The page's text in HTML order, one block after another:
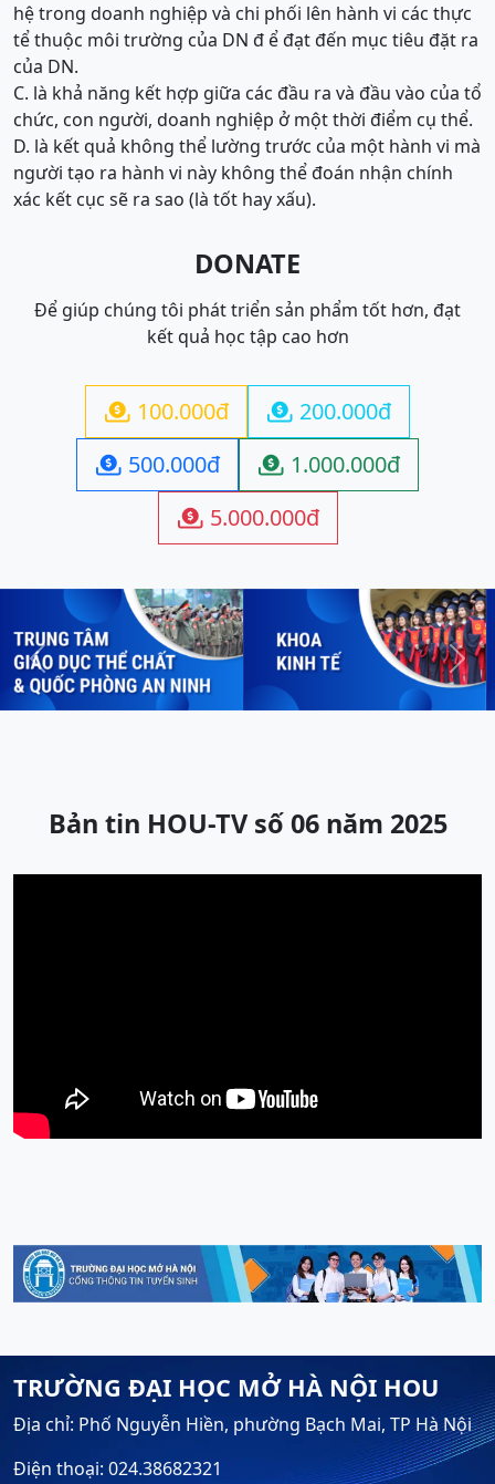
hệ trong doanh nghiệp và chi phối lên hành vi các thực
tể thuộc môi trường của DN đ ể đạt đến mục tiêu đặt ra
của DN.
C. là khả năng kết hợp giữa các đầu ra và đầu vào của tổ
chức, con người, doanh nghiệp ở một thời điểm cụ thể.
D. là kết quả không thể lường trước của một hành vi mà
người tạo ra hành vi này không thể đoán nhận chính
xác kết cục sẽ ra sao (là tốt hay xấu).
DONATE
Để giúp chúng tôi phát triển sản phẩm tốt hơn, đạt
kết quả học tập cao hơn
 100.000đ  200.000đ
 500.000đ  1.000.000đ
 5.000.000đ
Previous Next
Bản tin HOU-TV số 06 năm 2025
TRƯỜNG ĐẠI HỌC MỞ HÀ NỘI HOU
Địa chỉ: Phố Nguyễn Hiền, phường Bạch Mai, TP Hà Nội
Điện thoại: 024.38682321